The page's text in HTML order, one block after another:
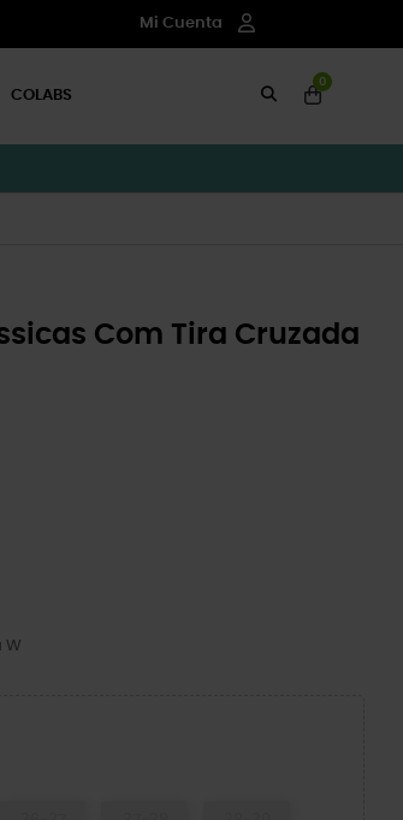
Mi Cuenta
COLABS
0
Com Tira Cruzada
W